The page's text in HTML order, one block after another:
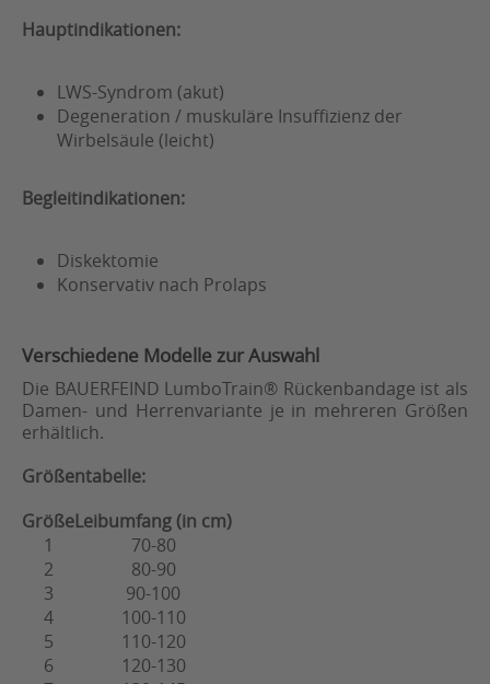
Hauptindikationen:
LWS-Syndrom (akut)
Degeneration / muskuläre Insuffizienz der
Wirbelsäule (leicht)
Begleitindikationen:
Diskektomie
Konservativ nach Prolaps
Verschiedene Modelle zur Auswahl
Die BAUERFEIND LumboTrain® Rückenbandage ist als
Damen- und Herrenvariante je in mehreren Größen
erhältlich.
Größentabelle:
GrößeLeibumfang (in cm)
1
70-80
2
80-90
3
90-100
4
100-110
5
110-120
6
120-130